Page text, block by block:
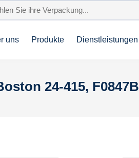
uns Produkte Dienstleistungen
24-415, F0847B